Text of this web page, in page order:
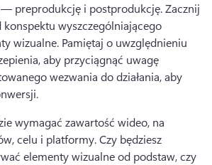
preprodukcję i postprodukcję.
konspektu wyszczególniającego
wizualne. Pamiętaj o uwzględnieniu
aby przyciągnąć uwagę
wezwania do działania, aby
wymagać zawartość wideo, na
celu i platformy. Czy będziesz
elementy wizualne od podstaw, czy